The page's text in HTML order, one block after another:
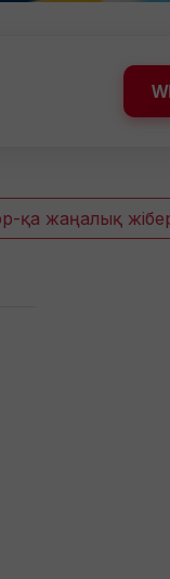
қа жаңалық